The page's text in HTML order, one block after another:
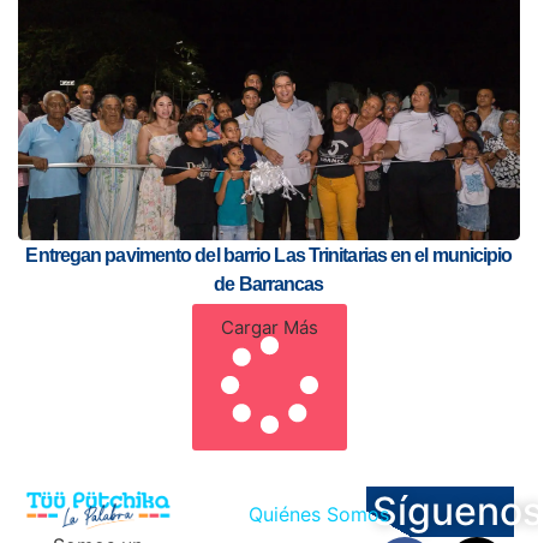
Entregan pavimento del barrio Las Trinitarias en el municipio
de Barrancas
Cargar Más
Quiénes Somos